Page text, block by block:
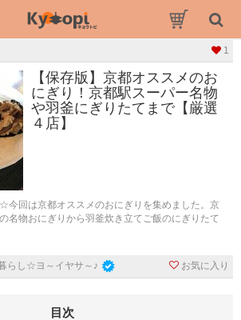
1
【保存版】京都オススメのお
にぎり！京都駅スーパー名物
や羽釜にぎりたてまで【厳選
４店】
今回は京都オススメのおにぎりを集めました。京
名物おにぎりから羽釜炊き立てご飯のにぎりたて
らし☆ヨ～イヤサ～♪ お気に入り
目次